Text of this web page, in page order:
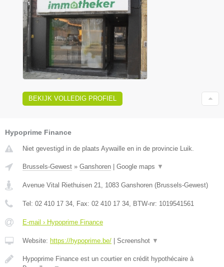
BEKIJK VOLLEDIG PROFIEL
Hypoprime Finance
Niet gevestigd in de plaats Aywaille en in de provincie Luik.
Brussels-Gewest » Ganshoren Google maps ▼
Avenue Vital Riethuisen 21 1083 Ganshoren (Brussels-Gewest)
Tel: 02 410 17 34 , Fax: 02 410 17 34 , BTW-nr: 1019541561
E-mail › Hypoprime Finance
Website: https://hypoprime.be/ Screenshot ▼
Hypoprime Finance est un courtier en crédit hypothécaire à